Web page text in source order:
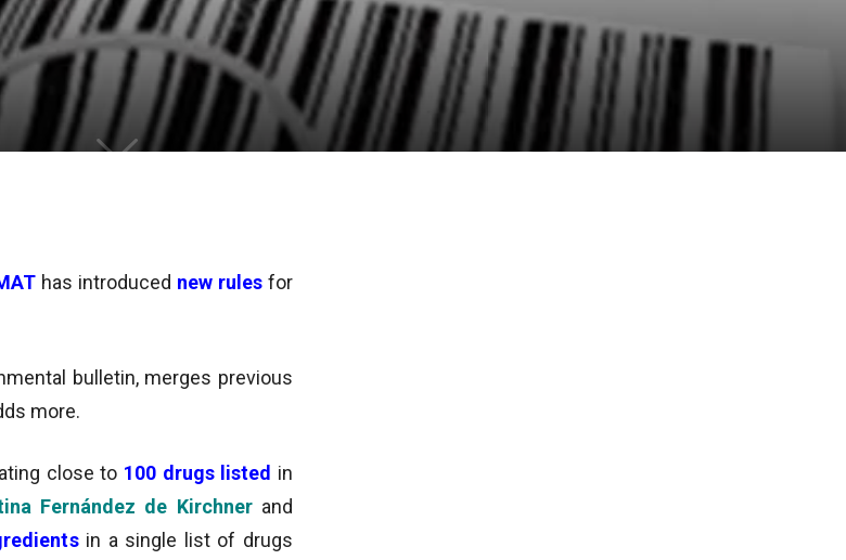
has introduced new rules for
bulletin, merges previous
more.
close to 100 drugs listed in
Fernández de Kirchnerand
in a single list of drugs